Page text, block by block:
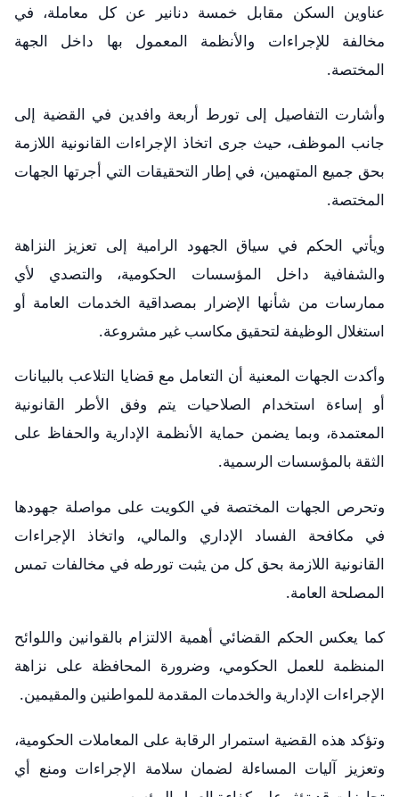
عناوين السكن مقابل خمسة دنانير عن كل معاملة، في
مخالفة للإجراءات والأنظمة المعمول بها داخل الجهة
المختصة.
وأشارت التفاصيل إلى تورط أربعة وافدين في القضية إلى
جانب الموظف، حيث جرى اتخاذ الإجراءات القانونية اللازمة
بحق جميع المتهمين، في إطار التحقيقات التي أجرتها الجهات
المختصة.
ويأتي الحكم في سياق الجهود الرامية إلى تعزيز النزاهة
والشفافية داخل المؤسسات الحكومية، والتصدي لأي
ممارسات من شأنها الإضرار بمصداقية الخدمات العامة أو
استغلال الوظيفة لتحقيق مكاسب غير مشروعة.
وأكدت الجهات المعنية أن التعامل مع قضايا التلاعب بالبيانات
أو إساءة استخدام الصلاحيات يتم وفق الأطر القانونية
المعتمدة، وبما يضمن حماية الأنظمة الإدارية والحفاظ على
الثقة بالمؤسسات الرسمية.
وتحرص الجهات المختصة في الكويت على مواصلة جهودها
في مكافحة الفساد الإداري والمالي، واتخاذ الإجراءات
القانونية اللازمة بحق كل من يثبت تورطه في مخالفات تمس
المصلحة العامة.
كما يعكس الحكم القضائي أهمية الالتزام بالقوانين واللوائح
المنظمة للعمل الحكومي، وضرورة المحافظة على نزاهة
الإجراءات الإدارية والخدمات المقدمة للمواطنين والمقيمين.
وتؤكد هذه القضية استمرار الرقابة على المعاملات الحكومية،
وتعزيز آليات المساءلة لضمان سلامة الإجراءات ومنع أي